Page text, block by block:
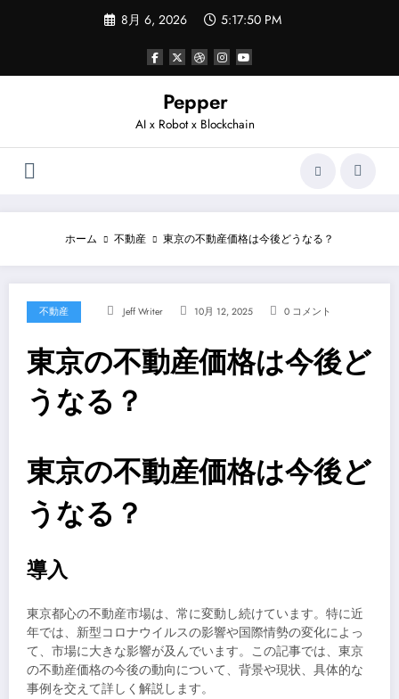
ツ
8月 6, 2026 5:17:50 PM
Pepper
AI x Robot x Blockchain
ホーム 不動産 東京の不動産価格は今後どうなる？
不動産 Jeff Writer 10月 12, 2025 0 コメント
東京の不動産価格は今後ど
うなる？
東京の不動産価格は今後ど
うなる？
導入
東京都心の不動産市場は、常に変動し続けています。特に近
年では、新型コロナウイルスの影響や国際情勢の変化によっ
て、市場に大きな影響が及んでいます。この記事では、東京
の不動産価格の今後の動向について、背景や現状、具体的な
事例を交えて詳しく解説します。